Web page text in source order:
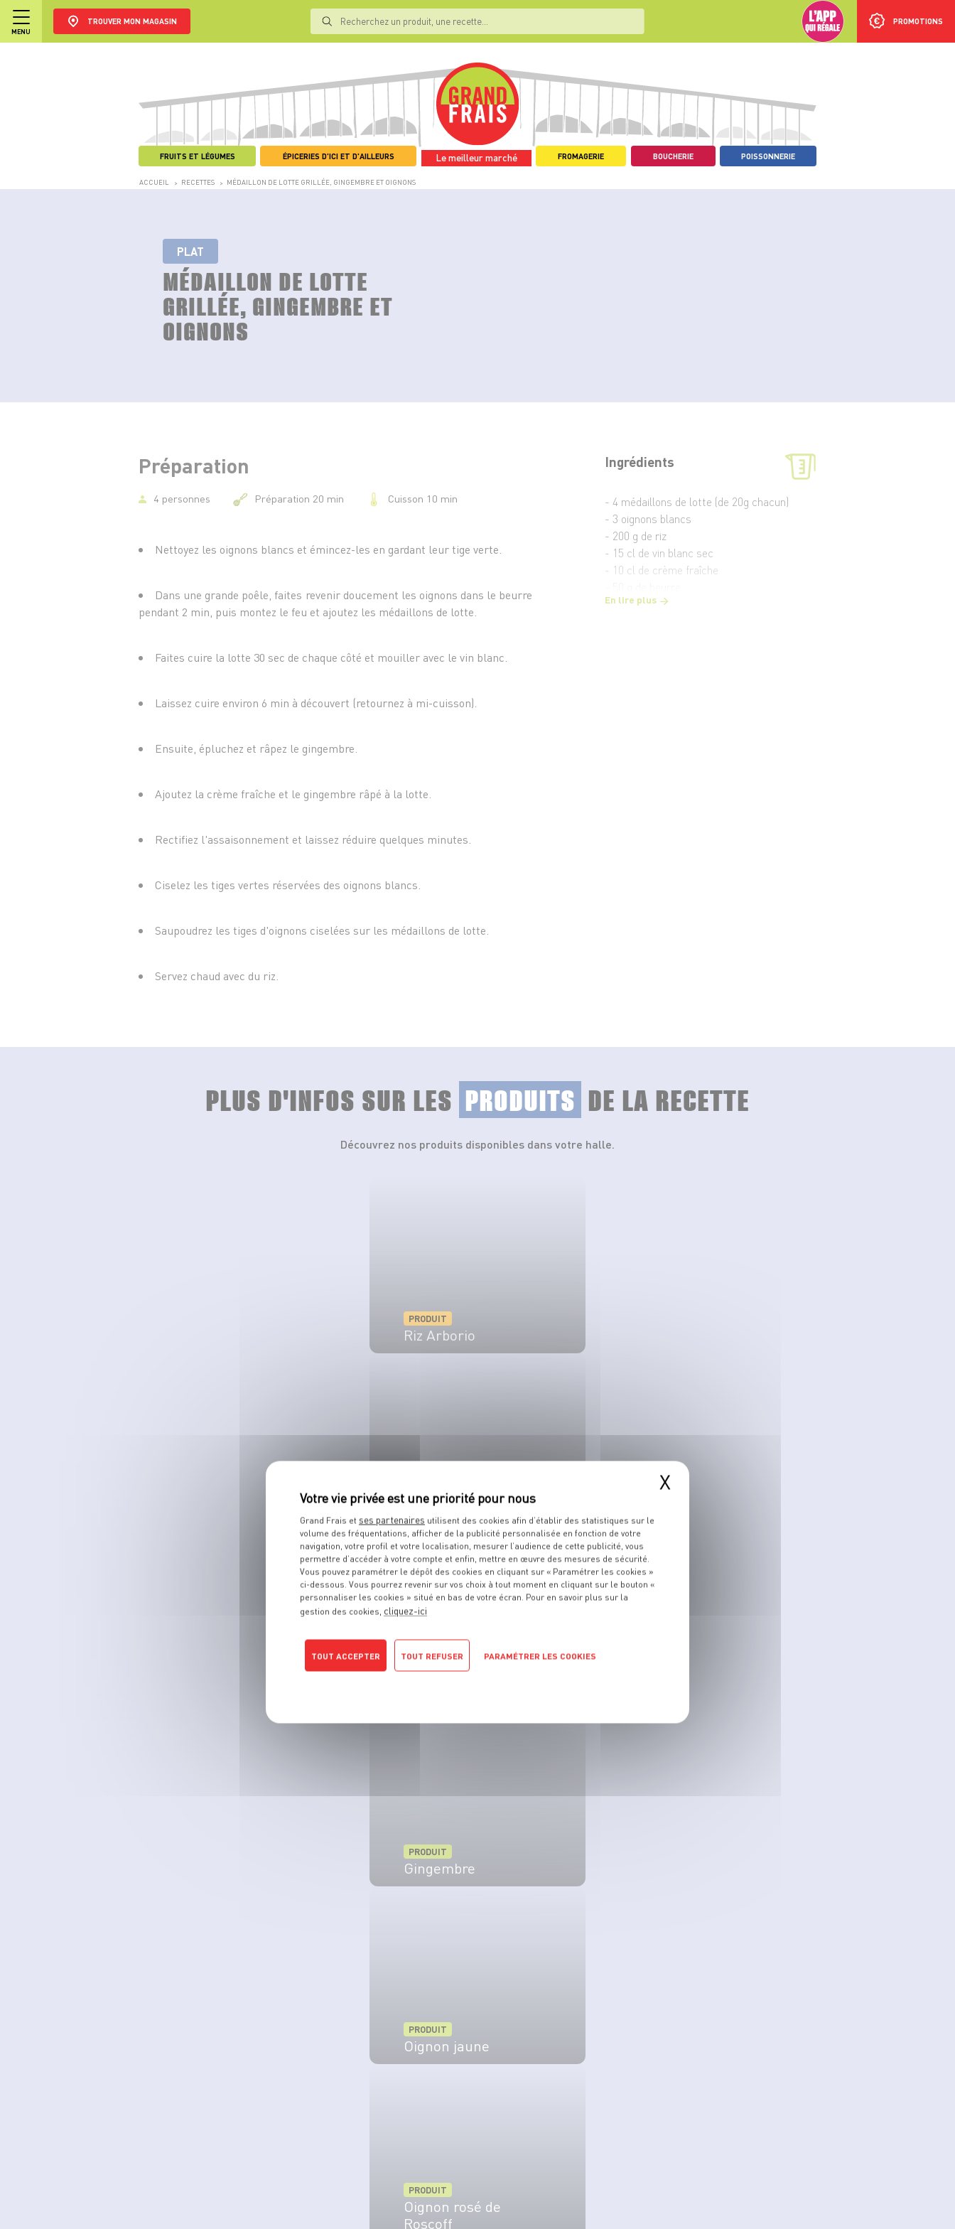
MENU
TROUVER MON MAGASIN PROMOTIONS
FRUITS ET LÉGUMES ÉPICERIES D'ICI ET D'AILLEURS Le meilleur marché FROMAGERIE BOUCHERIE POISSONNERIE
ACCUEIL > RECETTES > MÉDAILLON DE LOTTE GRILLÉE, GINGEMBRE ET OIGNONS
PLAT
MÉDAILLON DE LOTTE
GRILLÉE, GINGEMBRE ET
OIGNONS
Ingrédients
- 4 médaillons de lotte (de 20g chacun)
- 3 oignons blancs
- 200 g de riz
- 15 cl de vin blanc sec
- 10 cl de crème fraîche
- Gingembre frais
En lire plus
Préparation
4 personnes Préparation 20 min Cuisson 10 min
Nettoyez les oignons blancs et émincez-les en gardant leur tige verte.
Dans une grande poêle, faites revenir doucement les oignons dans le beurre
pendant 2 min, puis montez le feu et ajoutez les médaillons de lotte.
Faites cuire la lotte 30 sec de chaque côté et mouiller avec le vin blanc.
Laissez cuire environ 6 min à découvert (retournez à mi-cuisson).
Ensuite, épluchez et râpez le gingembre.
Ajoutez la crème fraîche et le gingembre râpé à la lotte.
Rectifiez l'assaisonnement et laissez réduire quelques minutes.
Ciselez les tiges vertes réservées des oignons blancs.
Saupoudrez les tiges d'oignons ciselées sur les médaillons de lotte.
Servez chaud avec du riz.
PLUS D'INFOS SUR LES PRODUITS DE LA RECETTE
Découvrez nos produits disponibles dans votre halle.
PRODUIT
Riz Arborio
PRODUIT
Lotte
VOIR LE PRODUIT
PRODUIT
VOIR LE PRODUIT
PRODUIT
Gingembre
PRODUIT
Oignon jaune
PRODUIT
Oignon rosé de
Roscoff
X
Grand Frais et ses partenaires utilisent des cookies afin d’établir des statistiques sur le
volume des fréquentations, afficher de la publicité personnalisée en fonction de votre
navigation, votre profil et votre localisation, mesurer l’audience de cette publicité, vous
permettre d’accéder à votre compte et enfin, mettre en œuvre des mesures de sécurité.
Vous pouvez paramétrer le dépôt des cookies en cliquant sur « Paramétrer les cookies »
ci-dessous. Vous pourrez revenir sur vos choix à tout moment en cliquant sur le bouton «
personnaliser les cookies » situé en bas de votre écran. Pour en savoir plus sur la
gestion des cookies, cliquez-ici
TOUT ACCEPTER TOUT REFUSER PARAMÉTRER LES COOKIES